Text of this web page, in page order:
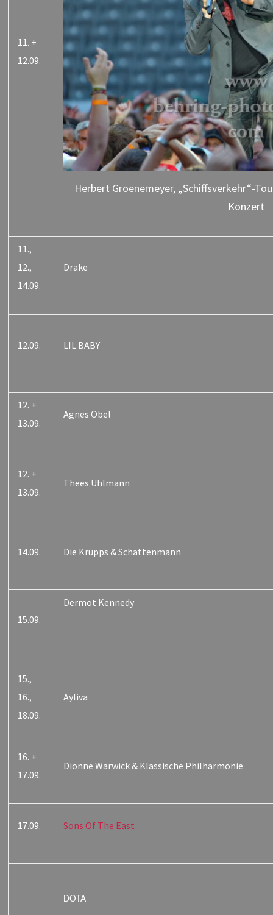
11. +
12.09.
Herbert Groenemeyer, „Schiffsverkehr“-
Konzert
11.,
12.,
14.09.
Drake
12.09. LIL BABY
12. +
13.09.
Agnes Obel
12. +
13.09.
Thees Uhlmann
14.09. Die Krupps & Schattenmann
15.09.
Dermot Kennedy
15.,
16.,
18.09.
Ayliva
16. +
17.09.
Dionne Warwick & Klassische Philharmonie
17.09. Sons Of The East
DOTA